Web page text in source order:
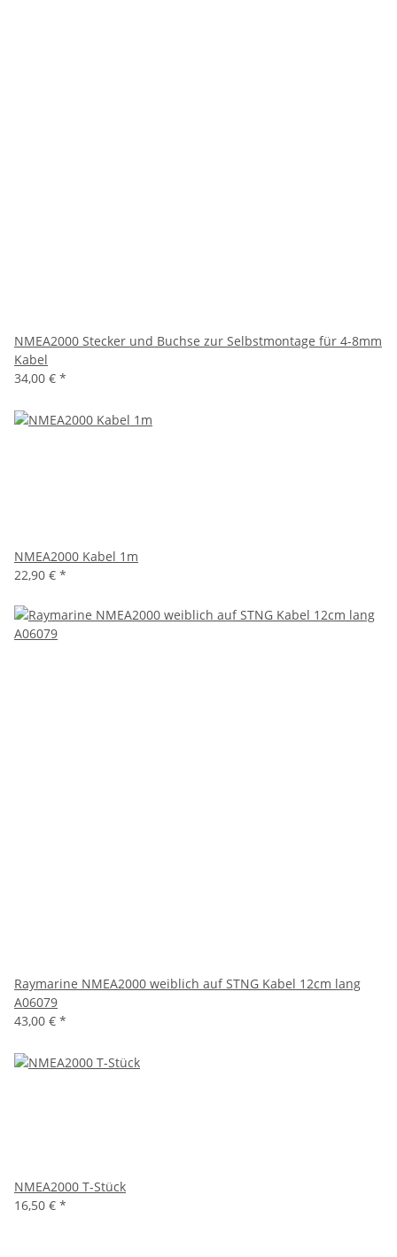
NMEA2000 Stecker und Buchse zur Selbstmontage für 4-8mm
Kabel
34,00 € *
NMEA2000 Kabel 1m
22,90 € *
Raymarine NMEA2000 weiblich auf STNG Kabel 12cm lang
A06079
43,00 € *
NMEA2000 T-Stück
16,50 € *